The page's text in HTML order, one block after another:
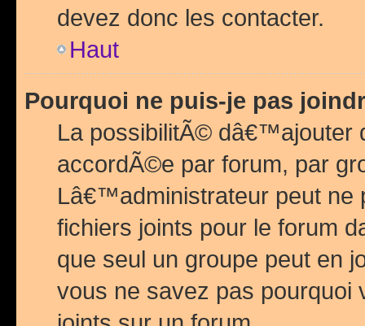
devez donc les contacter.
Haut
Pourquoi ne puis-je pas
La possibilitÃ© dâ€™ajouter
accordÃ©e par forum, par
Lâ€™administrateur peut
fichiers joints pour le forum
que seul un groupe peut en
vous ne savez pas pourquoi